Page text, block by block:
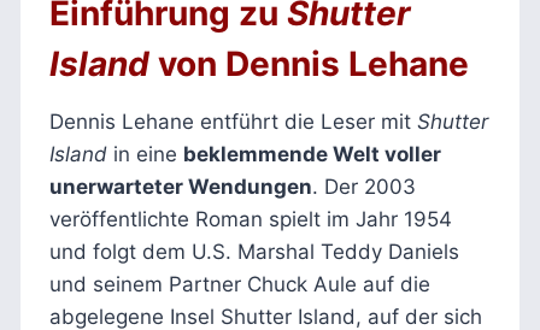
Einführung zu Shutter
Islandvon Dennis Lehane
Dennis Lehane entführt die Leser mit Shutter
Islandin eine beklemmende Welt voller
unerwarteter Wendungen. Der 2003
veröffentlichte Roman spielt im Jahr 1954
und folgt dem U.S. Marshal Teddy Daniels
und seinem Partner Chuck Aule auf die
abgelegene Insel Shutter Island, auf der sich